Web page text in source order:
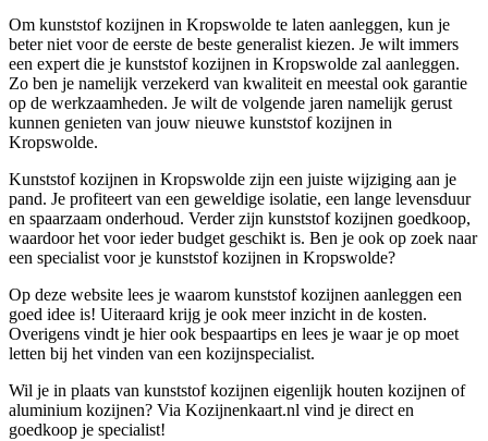
Om kunststof kozijnen in Kropswolde te laten aanleggen, kun je
beter niet voor de eerste de beste generalist kiezen. Je wilt immers
een expert die je kunststof kozijnen in Kropswolde zal aanleggen.
Zo ben je namelijk verzekerd van kwaliteit en meestal ook garantie
op de werkzaamheden. Je wilt de volgende jaren namelijk gerust
kunnen genieten van jouw nieuwe kunststof kozijnen in
Kropswolde.
Kunststof kozijnen in Kropswolde zijn een juiste wijziging aan je
pand. Je profiteert van een geweldige isolatie, een lange levensduur
en spaarzaam onderhoud. Verder zijn kunststof kozijnen goedkoop,
waardoor het voor ieder budget geschikt is. Ben je ook op zoek naar
een specialist voor je kunststof kozijnen in Kropswolde?
Op deze website lees je waarom kunststof kozijnen aanleggen een
goed idee is! Uiteraard krijg je ook meer inzicht in de kosten.
Overigens vindt je hier ook bespaartips en lees je waar je op moet
letten bij het vinden van een kozijnspecialist.
Wil je in plaats van kunststof kozijnen eigenlijk houten kozijnen of
aluminium kozijnen? Via Kozijnenkaart.nl vind je direct en
goedkoop je specialist!